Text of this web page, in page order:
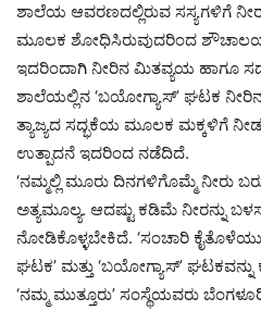
ಶಾಲೆಯ ಆವರಣದಲ್ಲಿರುವ ಸಸ್ಯಗಳಿಗೆ
ಮೂಲಕ ಶೋಧಿಸಿರುವುದರಿಂದ
ಇದರಿಂದಾಗಿ ನೀರಿನ ಮಿತವ್ಯಯ ಹಾಗೂ
ಶಾಲೆಯಲ್ಲಿನ ‘ಬಯೋಗ್ಯಾಸ್’ ಘಟಕ
ತ್ಯಾಜ್ಯದ ಸದ್ಭಕೆಯ ಮೂಲಕ ಮಕ್ಕಳಿಗೆ
ಉತ್ಪಾದನೆ ಇದರಿಂದ ನಡೆದಿದೆ.
‘ನಮ್ಮಲ್ಲಿ ಮೂರು ದಿನಗಳಿಗೊಮ್ಮೆ ನೀರು
ಅತ್ಯಮೂಲ್ಯ. ಆದಷ್ಟು ಕಡಿಮೆ ನೀರನ್ನು
ನೋಡಿಕೊಳ್ಳಬೇಕಿದೆ. ‘ಸಂಚಾರಿ
ಘಟಕ’ ಮತ್ತು ‘ಬಯೋಗ್ಯಾಸ್’
‘ನಮ್ಮ ಮುತ್ತೂರು’ ಸಂಸ್ಥೆಯವರು